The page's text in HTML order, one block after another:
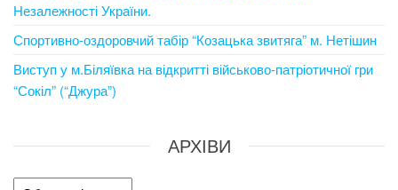
Незалежності України.
Спортивно-оздоровчий табір “Козацька звитяга” м. Нетішин
Виступ у м.Біляївка на відкритті військово-патріотичної гри
“Сокіл” (“Джура”)
АРХІВИ